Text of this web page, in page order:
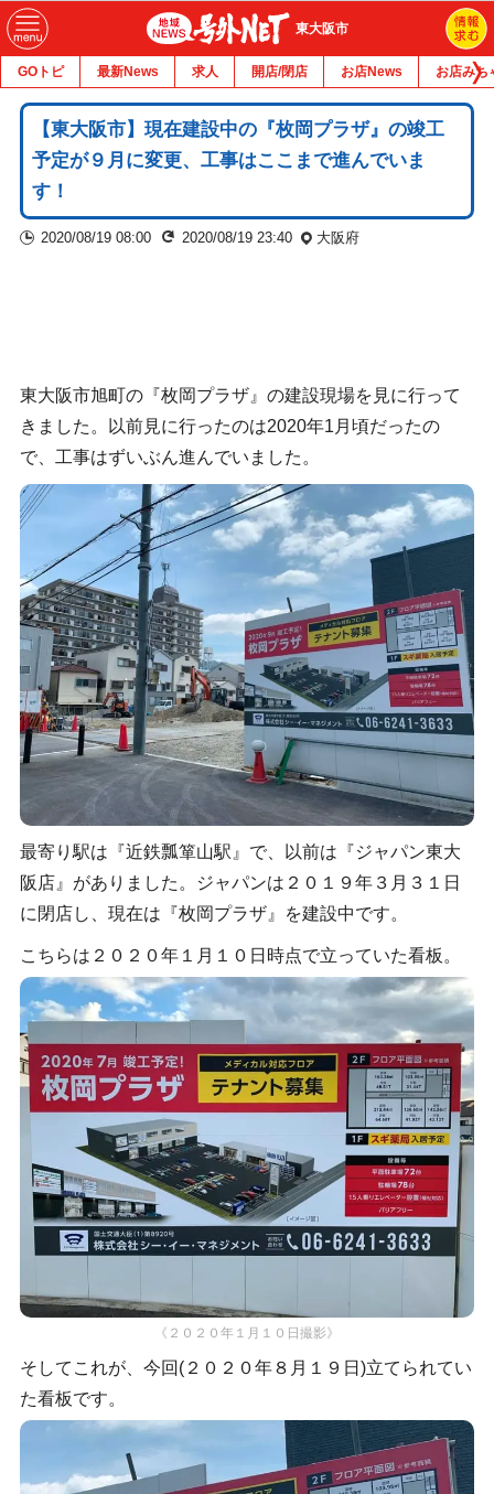
東大阪市
GOトピ 最新News 求人 開店/閉店 お店News お店みち
【東大阪市】現在建設中の『枚岡プラザ』の竣工
予定が９月に変更、工事はここまで進んでいま
す！
2020/08/19 08:00 2020/08/19 23:40 大阪府
東大阪市旭町の『枚岡プラザ』の建設現場を見に行って
きました。以前見に行ったのは2020年1月頃だったの
で、工事はずいぶん進んでいました。
最寄り駅は『近鉄瓢箪山駅』で、以前は『ジャパン東大
阪店』がありました。ジャパンは２０１９年３月３１日
に閉店し、現在は『枚岡プラザ』を建設中です。
こちらは２０２０年１月１０日時点で立っていた看板。
《２０２０年１月１０日撮影》
そしてこれが、今回(２０２０年８月１９日)立てられてい
た看板です。